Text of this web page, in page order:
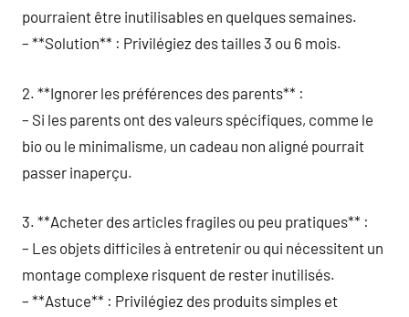
pourraient être inutilisables en quelques semaines.
– **Solution** : Privilégiez des tailles 3 ou 6 mois.
2. **Ignorer les préférences des parents** :
– Si les parents ont des valeurs spécifiques, comme le
bio ou le minimalisme, un cadeau non aligné pourrait
passer inaperçu.
3. **Acheter des articles fragiles ou peu pratiques** :
– Les objets difficiles à entretenir ou qui nécessitent un
montage complexe risquent de rester inutilisés.
– **Astuce** : Privilégiez des produits simples et